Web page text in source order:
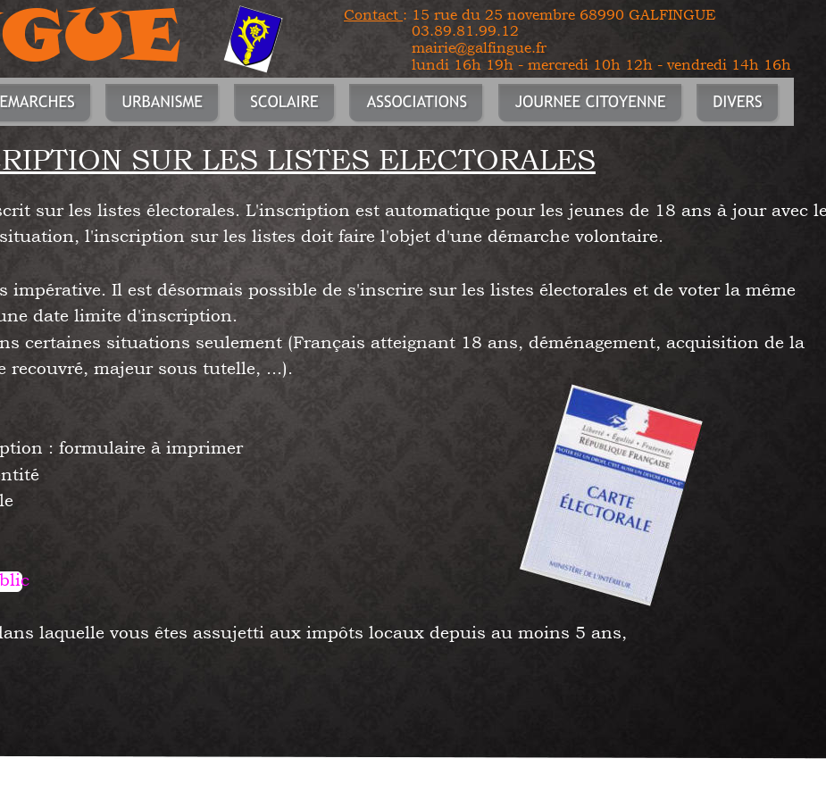
Contact : 15 rue du 25 novembre 68990 GALFINGUE
03.89.81.99.12
mairie@galfingue.fr
lundi 16h 19h - mercredi 10h 12h - vendredi 14h 16h
SUR LES LISTES ELECTORALES
sur les listes électorales. L'inscription est automatique pour les jeunes de 18 ans à jour avec
l'inscription sur les listes doit faire l'objet d'une démarche volontaire.
impérative. Il est désormais possible de s'inscrire sur les listes électorales et de voter la même
date limite d'inscription.
certaines situations seulement (Français atteignant 18 ans, déménagement, acquisition de la
majeur sous tutelle, ...).
: formulaire à imprimer
laquelle vous êtes assujetti aux impôts locaux depuis au moins 5 ans,